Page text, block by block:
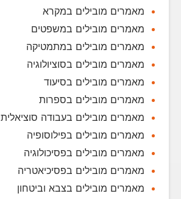
מאמרים מובילים במקרא
מאמרים מובילים במשפטים
מאמרים מובילים במתמטיקה
מאמרים מובילים בסוציולוגיה
מאמרים מובילים בסיעוד
מאמרים מובילים בספרות
מאמרים מובילים בעבודה סוציאלית
מאמרים מובילים בפילוסופיה
מאמרים מובילים בפסיכולוגיה
מאמרים מובילים בפסיכיאטריה
מאמרים מובילים בצבא וביטחון